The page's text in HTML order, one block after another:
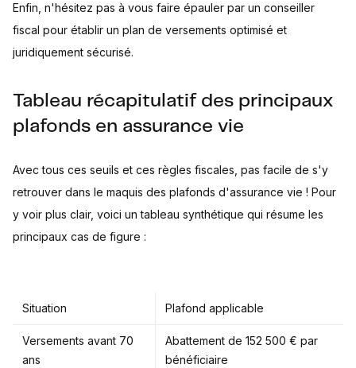
Enfin, n'hésitez pas à vous faire épauler par un conseiller
fiscal pour établir un plan de versements optimisé et
juridiquement sécurisé.
Tableau récapitulatif des principaux
plafonds en assurance vie
Avec tous ces seuils et ces règles fiscales, pas facile de s'y
retrouver dans le maquis des plafonds d'assurance vie ! Pour
y voir plus clair, voici un tableau synthétique qui résume les
principaux cas de figure :
Situation Plafond applicable
Versements avant 70
ans
Abattement de 152 500 € par
bénéficiaire